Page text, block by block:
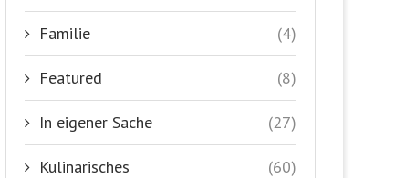
Familie (4)
Featured (8)
In eigener Sache (27)
Kulinarisches (60)